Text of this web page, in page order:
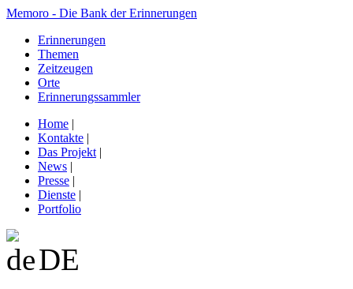
Memoro - Die Bank der Erinnerungen
Erinnerungen
Themen
Zeitzeugen
Orte
Erinnerungssammler
Home |
Kontakte |
Das Projekt |
News |
Presse |
Dienste |
Portfolio
DE